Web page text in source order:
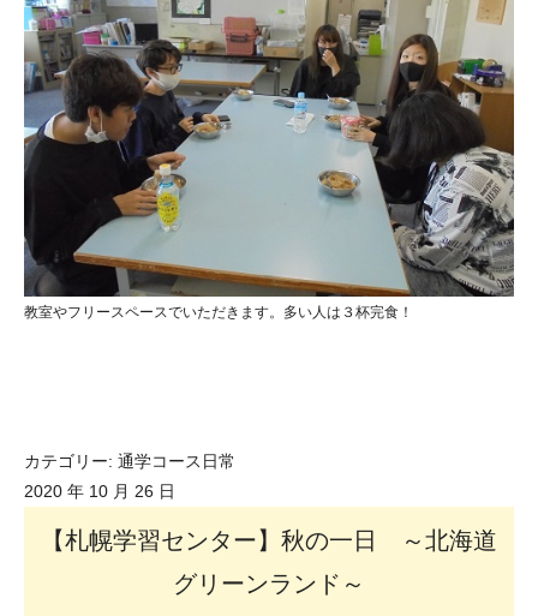
教室やフリースペースでいただきます。多い人は３杯完食！
カテゴリー: 通学コース日常
2020 年 10 月 26 日
【札幌学習センター】秋の一日 ～北海道
グリーンランド～